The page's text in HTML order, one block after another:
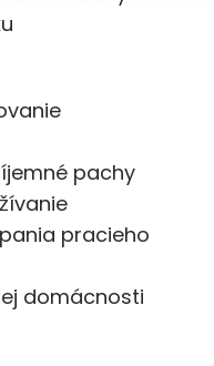
pachy
pracieho
domácnosti